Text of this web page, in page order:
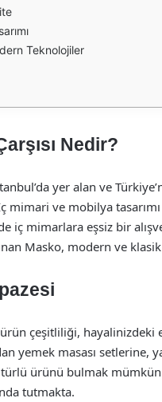
Teknolojiler
Nedir?
yer alan ve
ve mobilya
iç mimarlara eşsiz bir
Masko, modern ve
çeşitliliği,
yemek masası
ürünü bulmak
tutmakta.